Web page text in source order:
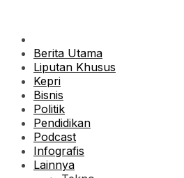
Berita Utama
Liputan Khusus
Kepri
Bisnis
Politik
Pendidikan
Podcast
Infografis
Lainnya